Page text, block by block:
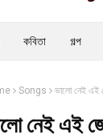
কবিতা গল্প
Songs ভালো নেই এই
নেই এই